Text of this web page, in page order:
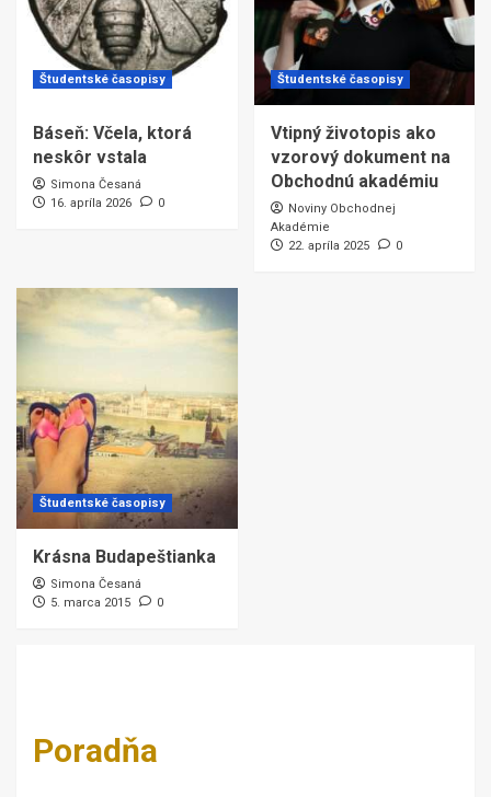
Študentské časopisy
Báseň: Včela, ktorá
neskôr vstala
Simona Česaná
16. apríla 2026
0
Študentské časopisy
Vtipný životopis ako
vzorový dokument na
Obchodnú akadémiu
Noviny Obchodnej
Akadémie
22. apríla 2025
0
Študentské časopisy
Krásna Budapeštianka
Simona Česaná
5. marca 2015
0
Poradňa